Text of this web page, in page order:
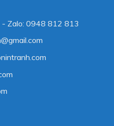
Zalo: 0948 812 813